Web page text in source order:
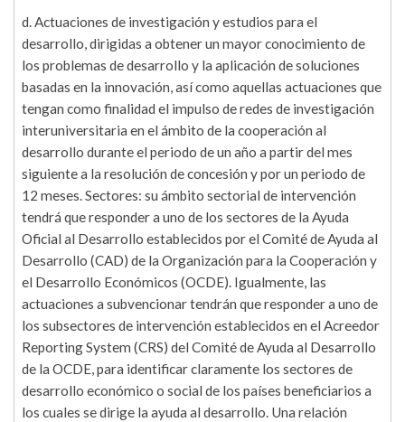
d. Actuaciones de investigación y estudios para el
desarrollo, dirigidas a obtener un mayor conocimiento de
los problemas de desarrollo y la aplicación de soluciones
basadas en la innovación, así como aquellas actuaciones que
tengan como finalidad el impulso de redes de investigación
interuniversitaria en el ámbito de la cooperación al
desarrollo durante el periodo de un año a partir del mes
siguiente a la resolución de concesión y por un periodo de
12 meses. Sectores: su ámbito sectorial de intervención
tendrá que responder a uno de los sectores de la Ayuda
Oficial al Desarrollo establecidos por el Comité de Ayuda al
Desarrollo (CAD) de la Organización para la Cooperación y
el Desarrollo Económicos (OCDE). Igualmente, las
actuaciones a subvencionar tendrán que responder a uno de
los subsectores de intervención establecidos en el Acreedor
Reporting System (CRS) del Comité de Ayuda al Desarrollo
de la OCDE, para identificar claramente los sectores de
desarrollo económico o social de los países beneficiarios a
los cuales se dirige la ayuda al desarrollo. Una relación